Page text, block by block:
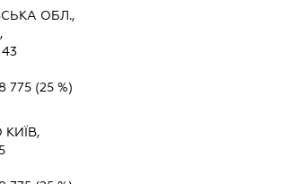
ОБЛ.,
775 (25 %)
КИЇВ,